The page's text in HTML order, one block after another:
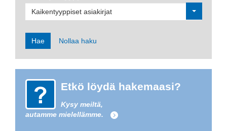
Kaikentyyppiset asiakirjat
Hae Nollaa haku
Etkö löydä hakemaasi?
Kysy meiltä,
autamme mielellämme.